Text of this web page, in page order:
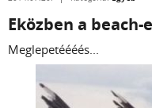
Eközben a beach-
Meglepetéééés...